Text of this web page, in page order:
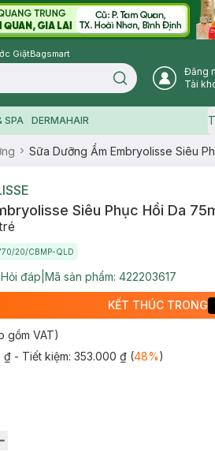
GiặtBagsmart
Search icon
Đăng
Tài
SPA DERMAHAIR
Sữa Dưỡng Ẩm Embryolisse Siêu
Siêu Phục Hồi Da
20/CBMP-QLD
Hỏi đáp Mã sản phẩm: 422203617
KẾT THÚC TRONG
gồm VAT)
₫ - Tiết kiệm: 353.000 ₫(48%)